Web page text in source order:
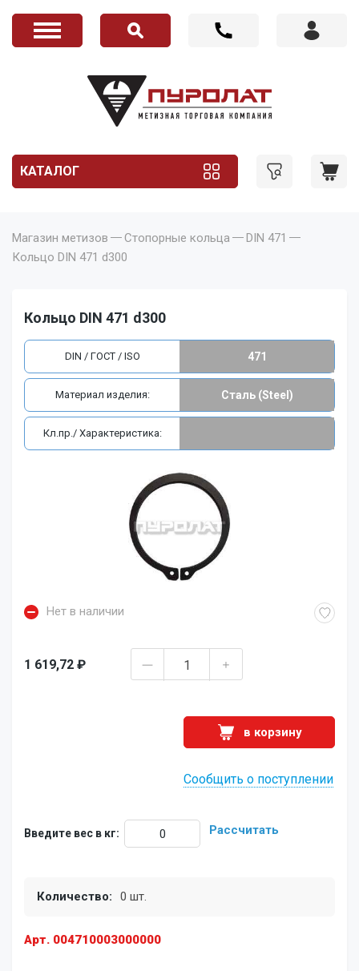
КАТАЛОГ
Магазин метизов Стопорные кольца
DIN 471
Кольцо DIN 471 d300
Кольцо DIN 471 d300
Арт. 004710003000000
Нет в наличии
1 619,72 ₽
в корзину
Сообщить о поступлении
Введите вес в кг: Рассчитать
Количество: 0 шт.
DIN / ГОСТ / ISO 471
Материал изделия: Сталь (Steel)
Кл.пр./ Характеристика: